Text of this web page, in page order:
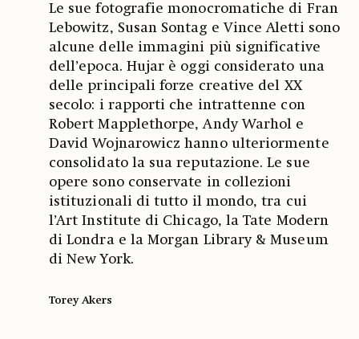
Le sue fotografie monocromatiche di Fran
Lebowitz, Susan Sontag e Vince Aletti sono
alcune delle immagini più significative
dell’epoca. Hujar è oggi considerato una
delle principali forze creative del XX
secolo: i rapporti che intrattenne con
Robert Mapplethorpe, Andy Warhol e
David Wojnarowicz hanno ulteriormente
consolidato la sua reputazione. Le sue
opere sono conservate in collezioni
istituzionali di tutto il mondo, tra cui
l’Art Institute di Chicago, la Tate Modern
di Londra e la Morgan Library & Museum
di New York.
Torey Akers